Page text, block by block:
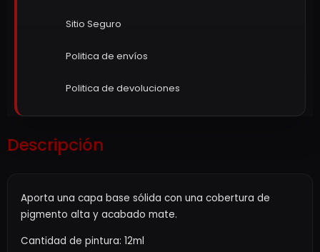
Sitio Seguro
Politica de envíos
Politica de devoluciones
Descripción
Aporta una capa base sólida con una cobertura de
pigmento alta y acabado mate.
Cantidad de pintura: 12ml